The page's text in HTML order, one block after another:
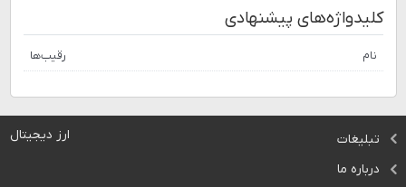
کلیدواژه‌های پیشنهادی
نام رقیب‌ها
ارز دیجیتال
تبلیغات
درباره ما